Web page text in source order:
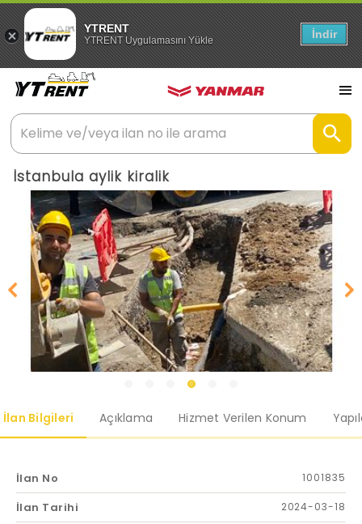
YTRENT
YTRENT Uygulamasını Yükle İndir
İstanbula aylik kiralik
İlan Bilgileri Açıklama Hizmet Verilen Konum
İlan No 1001835
İlan Tarihi 2024-03-18